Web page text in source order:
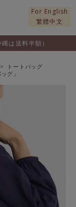
For English
繁體中文
は送料半額）
トートバッグ
グ」